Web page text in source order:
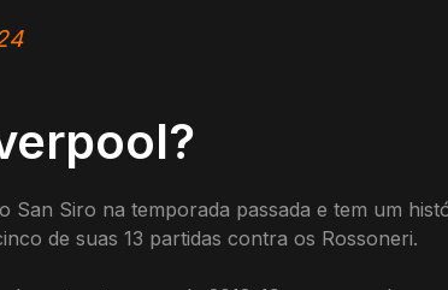
San Siro na temporada passada e tem um
de suas 13 partidas contra os Rossoneri.